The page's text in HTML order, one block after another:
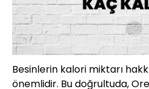
Besinlerin kalori miktarı
önemlidir. Bu doğrultuda,